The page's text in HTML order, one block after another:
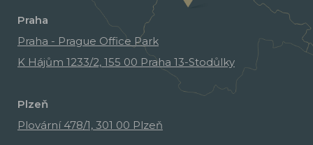
Praha
Praha - Prague Office Park
K Hájům 1233/2, 155 00 Praha 13-Stodůlky
Plzeň
Plovární 478/1, 301 00 Plzeň